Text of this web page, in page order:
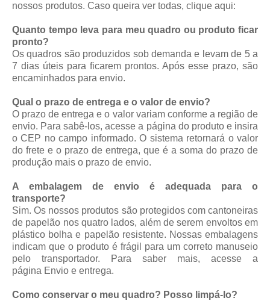
nossos produtos. Caso queira ver todas, clique aqui:
Quanto tempo leva para meu quadro ou produto ficar
pronto?
Os quadros são produzidos sob demanda e levam de 5 a
7 dias úteis para ficarem prontos. Após esse prazo, são
encaminhados para envio.
Qual o prazo de entrega e o valor de envio?
O prazo de entrega e o valor variam conforme a região de
envio. Para sabê-los, acesse a página do produto e insira
o CEP no campo informado. O sistema retornará o valor
do frete e o prazo de entrega, que é a soma do prazo de
produção mais o prazo de envio.
A embalagem de envio é adequada para o
transporte?
Sim. Os nossos produtos são protegidos com cantoneiras
de papelão nos quatro lados, além de serem envoltos em
plástico bolha e papelão resistente. Nossas embalagens
indicam que o produto é frágil para um correto manuseio
pelo transportador. Para saber mais, acesse a
página Envio e entrega.
Como conservar o meu quadro? Posso limpá-lo?